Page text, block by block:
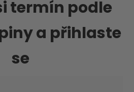
termín podle
a přihlaste
se